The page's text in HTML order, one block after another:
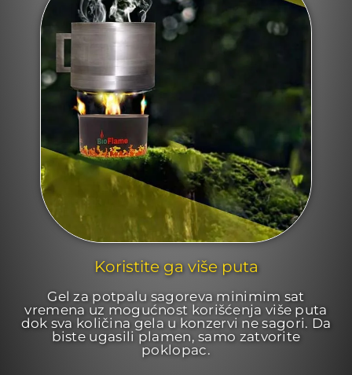
Koristite ga više puta
Gel za potpalu sagoreva minimim sat
vremena uz mogućnost korišćenja više puta
dok sva količina gela u konzervi ne sagori. Da
biste ugasili plamen, samo zatvorite
poklopac.